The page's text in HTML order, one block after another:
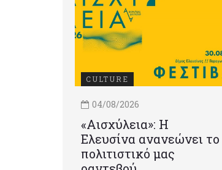
CULTURE
04/08/2026
«Αισχύλεια»: Η
Ελευσίνα ανανεώνει το
πολιτιστικό μας